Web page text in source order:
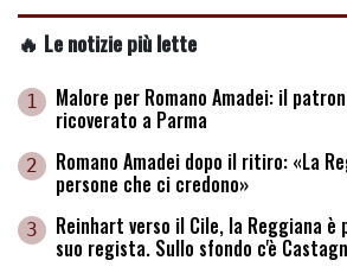
🔥 Le notizie più lette
1 Malore per Romano Amadei: il
ricoverato a Parma
2 Romano Amadei dopo il ritiro: «La
persone che ci credono»
3 Reinhart verso il Cile, la Reggiana
suo regista. Sullo sfondo c'è